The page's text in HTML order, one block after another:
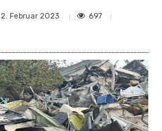
2. Februar 2023 697